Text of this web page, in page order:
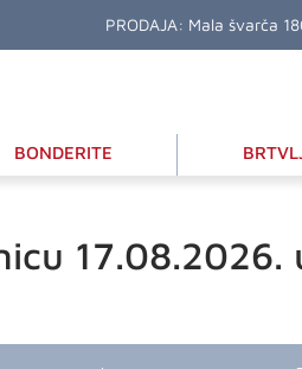
PRODAJA: Mala švarča
BONDERITE